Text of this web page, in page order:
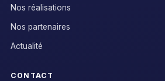
Nos réalisations
Nos partenaires
Actualité
CONTACT